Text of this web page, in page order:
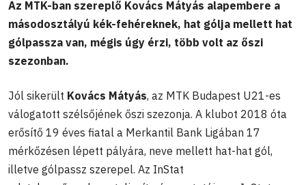
Az MTK-ban szereplő Kovács Mátyás alapembere a
másodosztályú kék-fehéreknek, hat gólja mellett hat
gólpassza van, mégis úgy érzi, több volt az őszi
szezonban.
Jól sikerült Kovács Mátyás, az MTK Budapest U21-es
válogatott szélsőjének őszi szezonja. A klubot 2018 óta
erősítő 19 éves fiatal a Merkantil Bank Ligában 17
mérkőzésen lépett pályára, neve mellett hat-hat gól,
illetve gólpassz szerepel. Az InStat